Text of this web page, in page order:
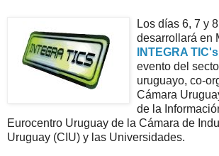
Los días 6, 7 y
desarrollará en
INTEGRA TIC's
evento del
uruguayo, co-
Cámara
de la
Eurocentro Uruguay de la Cámara de
Uruguay (CIU) y las Universidades.